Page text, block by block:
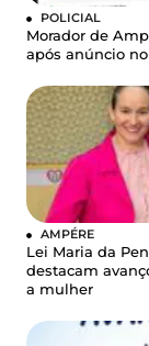
POLICIAL
Morador de
após anúncio
AMPÉRE
Lei Maria da
destacam
a mulher